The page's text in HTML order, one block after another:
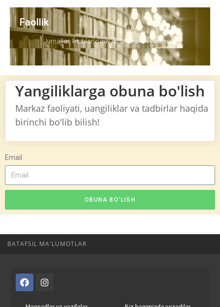
Faollik
Jurnallar, kitoblar, o'quv qo'llanmalari va filmlar
Yangiliklarga obuna bo'lish
Markaz faoliyati, uangiliklar va tadbirlar haqida
birinchi bo'lib bilish!
Email
OBUNA BO'LISH
BATAFSIL MA'LUMOTLAR